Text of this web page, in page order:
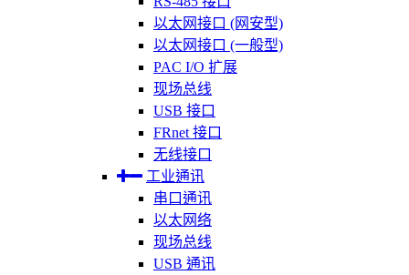
以太网接口 (网安型)
以太网接口 (一般型)
PAC I/O 扩展
现场总线
USB 接口
FRnet 接口
无线接口
工业通讯
串口通讯
以太网络
现场总线
USB 通讯